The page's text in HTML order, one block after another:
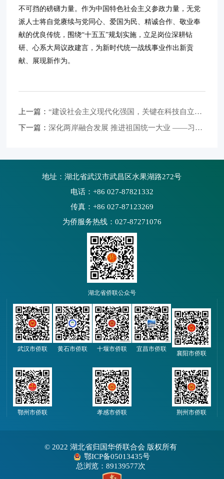
不可挡的磅礴力量。作为中国特色社会主义参政力量，无党
派人士将自觉赓续与党同心、爱国为民、精诚合作、敬业奉
献的优良传统，围绕“十五五”规划实施，立足岗位深耕钻
研、心系大局议政建言，为新时代统一战线事业作出新贡
献、展现新作为。
上一篇：“建设社会主义现代化强国，关键在科技自立自强”（总书记的人民情怀）
下一篇：深化两岸融合发展 推进祖国统一大业 ——习近平总书记在庆祝中国共产党成立一百零五周年大会上的重要讲话为两岸关系发展指明方向
地址：湖北省武汉市武昌区水果湖路272号
电话：+86 027-87821332
传真：+86 027-87123269
为侨服务热线：027-87271076
湖北省侨联公众号
武汉市侨联 黄石市侨联 十堰市侨联 宜昌市侨联
襄阳市侨联
鄂州市侨联 孝感市侨联 荆州市侨联
© 2022 湖北省归国华侨联合会 版权所有
鄂ICP备05013435号
总浏览：89139577次